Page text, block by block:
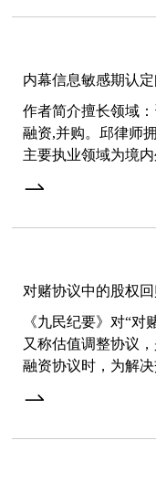
内幕信息敏感期认
作者简介擅长领域
融资,并购。邱律师
主要执业领域为境
对赌协议中的股权
《九民纪要》对“
又称估值调整协议
融资协议时，为解